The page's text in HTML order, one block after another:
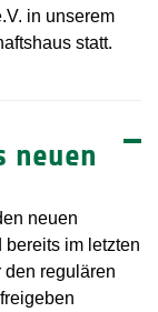
in unserem
statt.
neuen
neuen
bereits im letzten
den regulären